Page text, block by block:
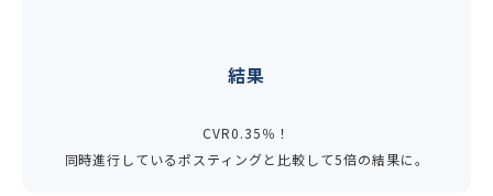
結果
CVR0.35％！
同時進行しているポスティングと比較して5倍の結果に。